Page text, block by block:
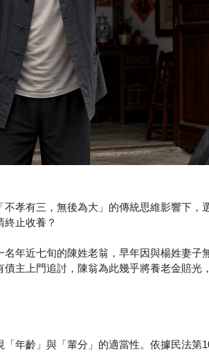
孝有三，無後為大」的傳統思維影響下
終止收養？
名年近七旬的陳姓老翁，早年因與楊姓妻
債主上門追討，陳翁為此幾乎將養老金賠
年齡」與「輩分」的適當性。依據民法第